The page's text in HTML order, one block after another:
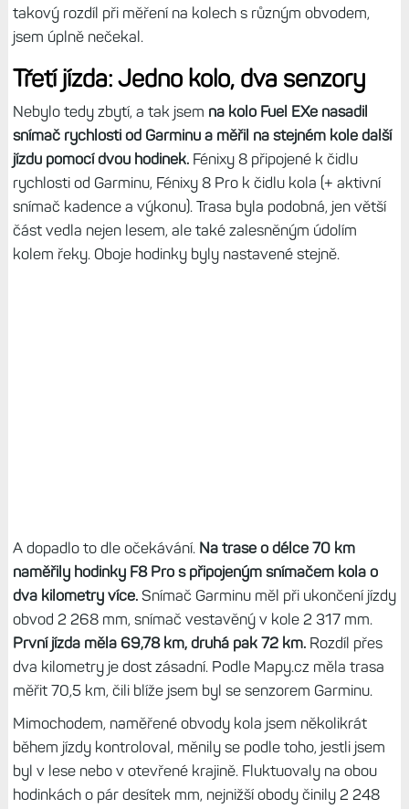
takový rozdíl při měření na kolech s různým obvodem,
jsem úplně nečekal.
Třetí jízda: Jedno kolo, dva senzory
Nebylo tedy zbytí, a tak jsem na kolo Fuel EXe nasadil
snímač rychlosti od Garminu a měřil na stejném kole další
jízdu pomocí dvou hodinek.Fénixy 8 připojené k čidlu
rychlosti od Garminu, Fénixy 8 Pro k čidlu kola (+ aktivní
snímač kadence a výkonu). Trasa byla podobná, jen větší
část vedla nejen lesem, ale také zalesněným údolím
kolem řeky. Oboje hodinky byly nastavené stejně.
A dopadlo to dle očekávání. Na trase o délce 70 km
naměřily hodinky F8 Pro s připojeným snímačem kola o
dva kilometry více.Snímač Garminu měl při ukončení jízdy
obvod 2 268 mm, snímač vestavěný v kole 2 317 mm.
První jízda měla 69,78 km, druhá pak 72 km.Rozdíl přes
dva kilometry je dost zásadní. Podle Mapy.cz měla trasa
měřit 70,5 km, čili blíže jsem byl se senzorem Garminu.
Mimochodem, naměřené obvody kola jsem několikrát
během jízdy kontroloval, měnily se podle toho, jestli jsem
byl v lese nebo v otevřené krajině. Fluktuovaly na obou
hodinkách o pár desítek mm, nejnižší obody činily 2 248